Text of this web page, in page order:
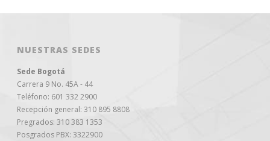
NUESTRAS SEDES
Sede Bogotá
Carrera 9 No. 45A - 44
Teléfono: 601 332 2900
Recepción general: 310 895 8808
Pregrados: 310 383 1353
Posgrados PBX: 3322900